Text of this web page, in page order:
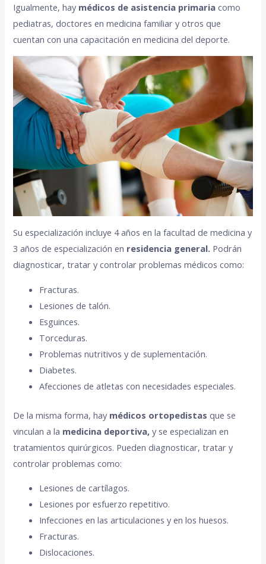
Igualmente, hay médicos de asistencia primariacomo
pediatras, doctores en medicina familiar y otros que
cuentan con una capacitación en medicina del deporte.
Su especialización incluye 4 años en la facultad de medicina y
3 años de especialización en residencia general. Podrán
diagnosticar, tratar y controlar problemas médicos como:
Fracturas.
Lesiones de talón.
Esguinces.
Torceduras.
Problemas nutritivos y de suplementación.
Diabetes.
Afecciones de atletas con necesidades especiales.
De la misma forma, hay médicos ortopedistasque se
vinculan a la medicina deportiva,y se especializan en
tratamientos quirúrgicos. Pueden diagnosticar, tratar y
controlar problemas como:
Lesiones de cartílagos.
Lesiones por esfuerzo repetitivo.
Infecciones en las articulaciones y en los huesos.
Fracturas.
Dislocaciones.